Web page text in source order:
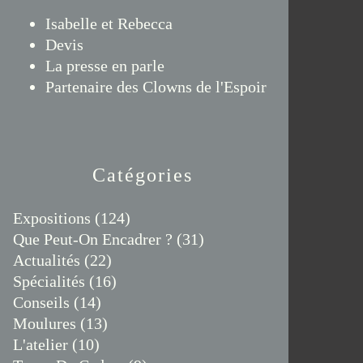
Catégories
Expositions (124)
Que Peut-On Encadrer ? (31)
Actualités (22)
Spécialités (16)
Conseils (14)
Moulures (13)
L'atelier (10)
Isabelle et Rebecca
Devis
La presse en parle
Partenaire des Clowns de l'Espoir